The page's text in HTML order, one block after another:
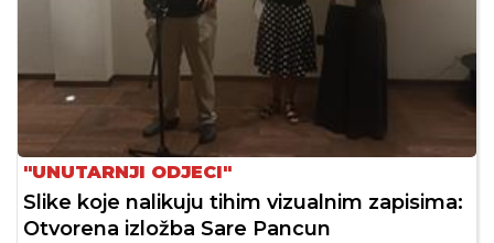
"UNUTARNJI ODJECI"
Slike koje nalikuju tihim vizualnim zapisima:
Otvorena izložba Sare Pancun